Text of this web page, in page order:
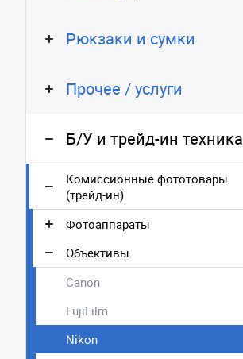
Рюкзаки и сумки
Прочее / услуги
Б/У и трейд-ин техника
Комиссионные фототовары
(трейд-ин)
Фотоаппараты
Объективы
Canon
FujiFilm
Nikon